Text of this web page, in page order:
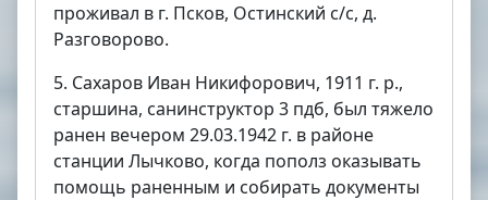
проживал в г. Псков, Остинский с/с, д.
Разговорово.
5. Сахаров Иван Никифорович, 1911 г. р.,
старшина, санинструктор 3 пдб, был тяжело
ранен вечером 29.03.1942 г. в районе
станции Лычково, когда пополз оказывать
помощь раненным и собирать документы